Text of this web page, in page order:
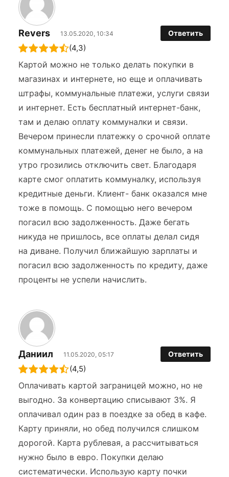
Revers 13.05.2020, 10:34 Ответить
(4,3)
Картой можно не только делать покупки в
магазинах и интернете, но еще и оплачивать
штрафы, коммунальные платежи, услуги связи
и интернет. Есть бесплатный интернет-банк,
там и делаю оплату коммуналки и связи.
Вечером принесли платежку о срочной оплате
коммунальных платежей, денег не было, а на
утро грозились отключить свет. Благодаря
карте смог оплатить коммуналку, используя
кредитные деньги. Клиент- банк оказался мне
тоже в помощь. С помощью него вечером
погасил всю задолженность. Даже бегать
никуда не пришлось, все оплаты делал сидя
на диване. Получил ближайшую зарплаты и
погасил всю задолженность по кредиту, даже
проценты не успели начислить.
Даниил 11.05.2020, 05:17 Ответить
(4,5)
Оплачивать картой заграницей можно, но не
выгодно. За конвертацию списывают 3%. Я
оплачивал один раз в поездке за обед в кафе.
Карту приняли, но обед получился слишком
дорогой. Карта рублевая, а рассчитываться
нужно было в евро. Покупки делаю
систематически. Использую карту почки